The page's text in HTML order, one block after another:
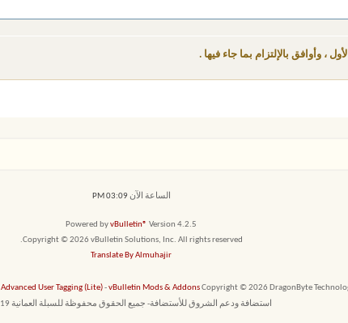
، وأوافق بالإلتزام بما جاء فيها .
الساعة الآن03:09 PM
Powered byvBulletin® Version 4.2.5
Copyright © 2026 vBulletin Solutions, Inc. All rights reserved.
Translate By Almuhajir
Advanced User Tagging (Lite)-vBulletin Mods & AddonsCopyright © 2026 DragonByte
استضافة ودعم الشروق للأستضافة- جميع الحقوق محفوظة للسبلة العمانية 2019